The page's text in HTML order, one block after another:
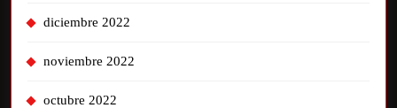
diciembre 2022
noviembre 2022
octubre 2022